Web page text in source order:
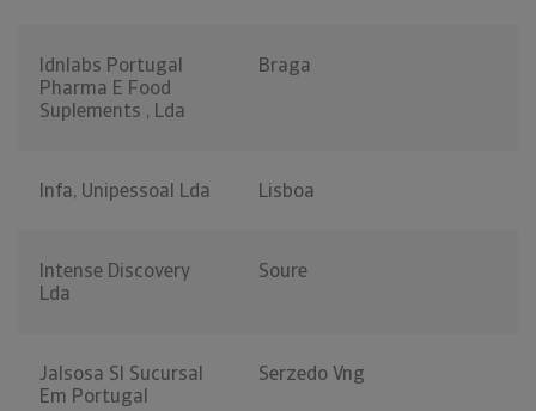
Idnlabs Portugal
Pharma E Food
Suplements , Lda
Braga
Infa, Unipessoal Lda Lisboa
Intense Discovery
Lda
Soure
Jalsosa Sl Sucursal
Em Portugal
Serzedo Vng